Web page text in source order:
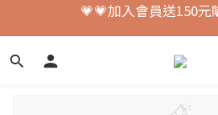
💗💗加入會員送150元
💗💗加入會員送150元
💗💗滿$2000免